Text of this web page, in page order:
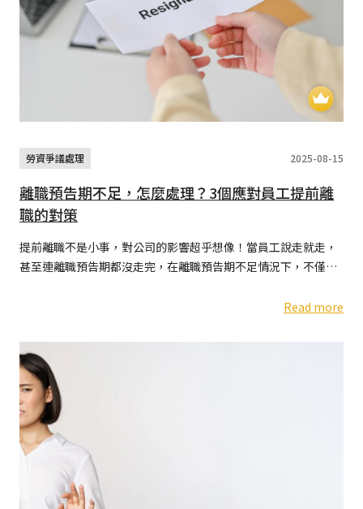
勞資爭議處理 2025-08-15
離職預告期不足，怎麼處理？3個應對員工提前離
職的對策
提前離職不是小事，對公司的影響超乎想像！當員工說走就走，
甚至連離職預告期都沒走完，在離職預告期不足情況下，不僅人
Read more